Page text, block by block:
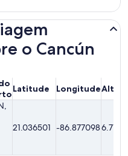
o Cancún
Latitude Longitude
21.036501 -86.8770986.71